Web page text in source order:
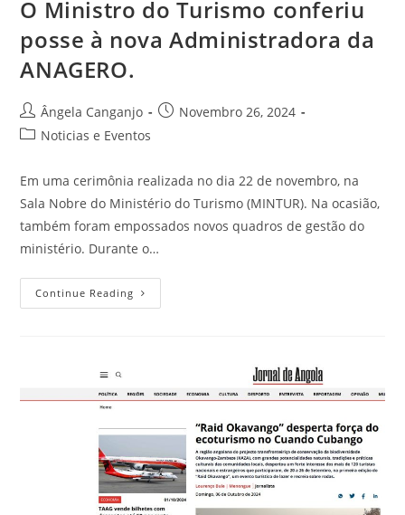
O Ministro do Turismo conferiu
posse à nova Administradora da
ANAGERO.
Ângela Canganjo
Novembro 26, 2024
Noticias e Eventos
Em uma cerimônia realizada no dia 22 de novembro, na
Sala Nobre do Ministério do Turismo (MINTUR). Na ocasião,
também foram empossados novos quadros de gestão do
ministério. Durante o…
Continue Reading